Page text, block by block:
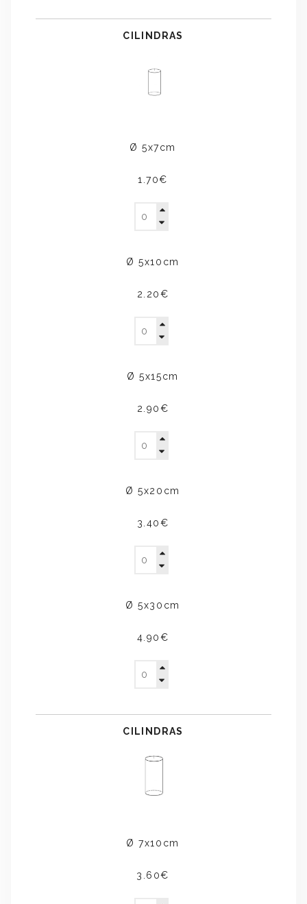
CILINDRAS
Ø 5x7cm
1.70€
Ø 5x10cm
2.20€
Ø 5x15cm
2.90€
Ø 5x20cm
3.40€
Ø 5x30cm
4.90€
CILINDRAS
Ø 7x10cm
3.60€